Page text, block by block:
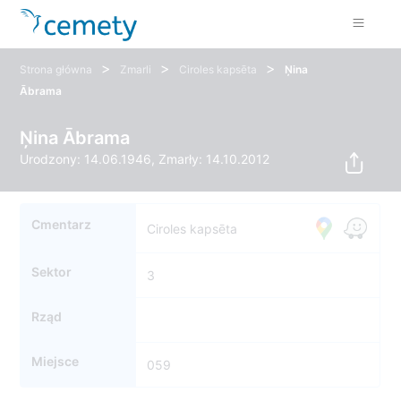
Strona główna > Zmarli > Ciroles kapsēta >
Ņina
Ābrama
Ņina Ābrama
Urodzony: 14.06.1946, Zmarły: 14.10.2012
Cmentarz Ciroles kapsēta
Sektor 3
Rząd
Miejsce 059